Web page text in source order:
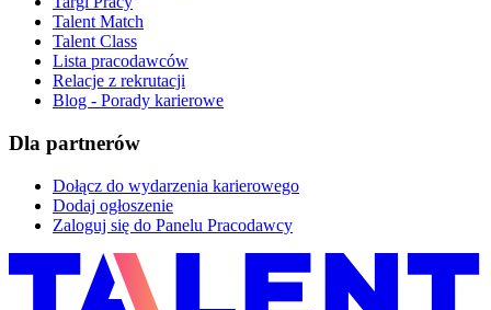
Talent Match
Talent Class
Lista pracodawców
Relacje z rekrutacji
Blog - Porady karierowe
Dla partnerów
Dołącz do wydarzenia karierowego
Dodaj ogłoszenie
Zaloguj się do Panelu Pracodawcy